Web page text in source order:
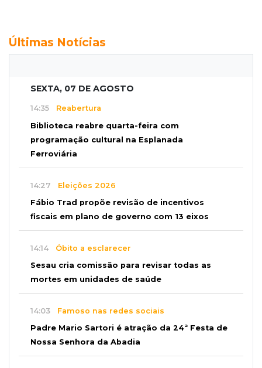
Últimas Notícias
SEXTA, 07 DE AGOSTO
14:35 Reabertura
Biblioteca reabre quarta-feira com
programação cultural na Esplanada
Ferroviária
14:27 Eleições 2026
Fábio Trad propõe revisão de incentivos
fiscais em plano de governo com 13 eixos
14:14 Óbito a esclarecer
Sesau cria comissão para revisar todas as
mortes em unidades de saúde
14:03 Famoso nas redes sociais
Padre Mario Sartori é atração da 24ª Festa de
Nossa Senhora da Abadia